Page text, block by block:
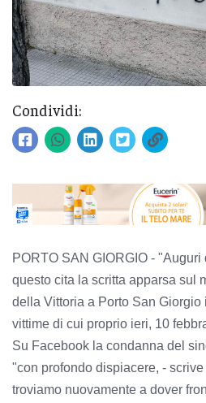
Condividi:
PORTO SAN GIORGIO -
questo cita la scritta apparsa sul
della Vittoria a Porto San
vittime di cui proprio ieri, 10
Su Facebook la condanna del
"con profondo dispiacere, -
troviamo nuovamente a dover